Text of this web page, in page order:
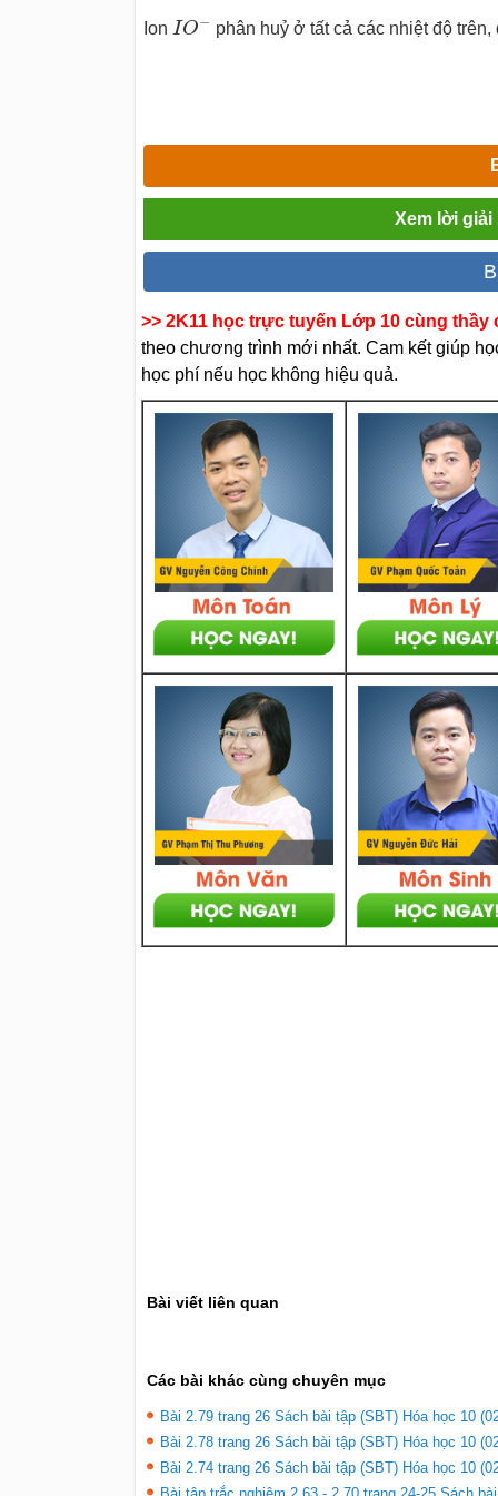
Ion IO−
IO− phân huỷ ở tất cả các nhiệt độ
Xem lời giải
>> 2K11 học trực tuyến Lớp 10 cùng thầy
theo chương trình mới nhất. Cam kết giúp
học phí nếu học không hiệu quả.
Bài viết liên quan
Các bài khác cùng chuyên mục
Bài 2.79 trang 26 Sách bài tập (SBT) Hóa học 10
Bài 2.78 trang 26 Sách bài tập (SBT) Hóa học 10
Bài 2.74 trang 26 Sách bài tập (SBT) Hóa học 10